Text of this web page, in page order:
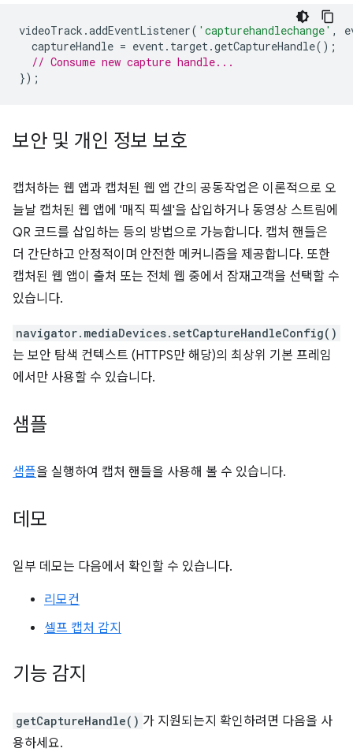
videoTrack .addEventListener( 'capturehandlechange' ,
captureHandle = event . target .getCaptureHandle();
// Consume new capture handle...
});
보안 및 개인 정보 보호
캡처하는 웹 앱과 캡처된 웹 앱 간의 공동작업은 이론적으로 오
늘날 캡처된 웹 앱에 '매직 픽셀'을 삽입하거나 동영상 스트림에
QR 코드를 삽입하는 등의 방법으로 가능합니다. 캡처 핸들은
더 간단하고 안정적이며 안전한 메커니즘을 제공합니다. 또한
캡처된 웹 앱이 출처 또는 전체 웹 중에서 잠재고객을 선택할 수
있습니다.
navigator.mediaDevices.setCaptureHandleConfig()
는 보안 탐색 컨텍스트 (HTTPS만 해당)의 최상위 기본 프레임
에서만 사용할 수 있습니다.
샘플
샘플을 실행하여 캡처 핸들을 사용해 볼 수 있습니다.
데모
일부 데모는 다음에서 확인할 수 있습니다.
리모컨
셀프 캡처 감지
기능 감지
getCaptureHandle() 가 지원되는지 확인하려면 다음을 사
용하세요.